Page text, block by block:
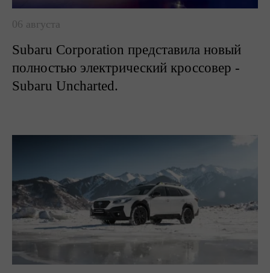
06 августа
Subaru Corporation представила новый
полностью электрический кроссовер -
Subaru Uncharted.